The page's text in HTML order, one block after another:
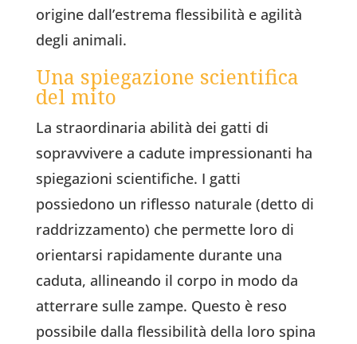
origine dall’estrema flessibilità e agilità
degli animali.
Una spiegazione scientifica
del mito
La straordinaria abilità dei gatti di
sopravvivere a cadute impressionanti ha
spiegazioni scientifiche. I gatti
possiedono un riflesso naturale (detto di
raddrizzamento) che permette loro di
orientarsi rapidamente durante una
caduta, allineando il corpo in modo da
atterrare sulle zampe. Questo è reso
possibile dalla flessibilità della loro spina